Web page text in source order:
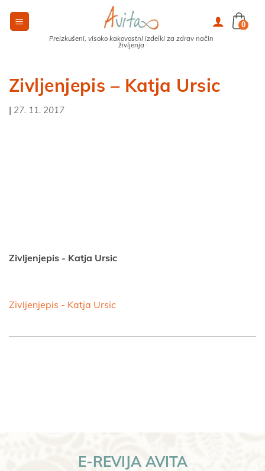
Preizkušeni, visoko kakovostni izdelki za zdrav način
življenja
0
Zivljenjepis – Katja Ursic
| 27. 11. 2017
Zivljenjepis - Katja Ursic
Zivljenjepis - Katja Ursic
E-REVIJA AVITA